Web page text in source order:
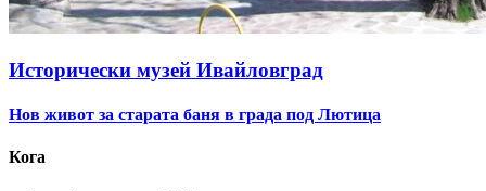
Исторически музей Ивайловград
Нов живот за старата баня в града под Лютица
Кога